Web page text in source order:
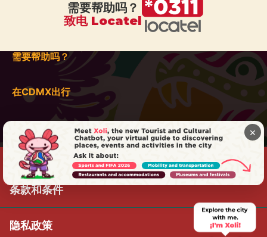
需要帮助吗？
致电 Locatel
需要帮助吗？
在CDMX出行
条款和条件
隐私政策
×